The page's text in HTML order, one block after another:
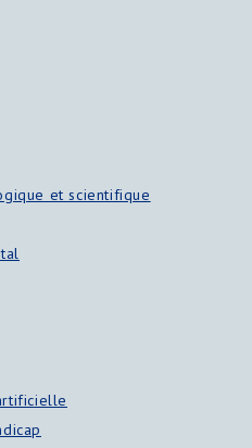
et scientifique